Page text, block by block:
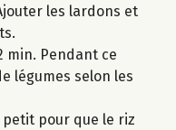
les lardons et
min. Pendant ce
légumes selon les
pour que le riz